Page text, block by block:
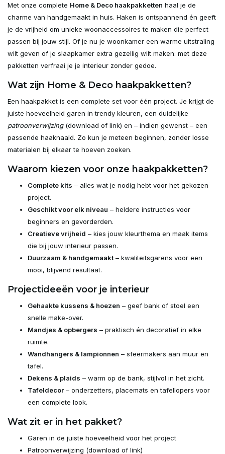
Met onze complete Home & Deco haakpakketten haal je de
charme van handgemaakt in huis. Haken is ontspannend én geeft
je de vrijheid om unieke woonaccessoires te maken die perfect
passen bij jouw stijl. Of je nu je woonkamer een warme uitstraling
wilt geven of je slaapkamer extra gezellig wilt maken: met deze
pakketten verfraai je je interieur zonder gedoe.
Wat zijn Home & Deco haakpakketten?
Een haakpakket is een complete set voor één project. Je krijgt de
juiste hoeveelheid garen in trendy kleuren, een duidelijke
patroonverwijzing(download of link) en – indien gewenst – een
passende haaknaald. Zo kun je meteen beginnen, zonder losse
materialen bij elkaar te hoeven zoeken.
Waarom kiezen voor onze haakpakketten?
Complete kits – alles wat je nodig hebt voor het gekozen
project.
Geschikt voor elk niveau – heldere instructies voor
beginners en gevorderden.
Creatieve vrijheid – kies jouw kleurthema en maak items
die bij jouw interieur passen.
Duurzaam & handgemaakt – kwaliteitsgarens voor een
mooi, blijvend resultaat.
Projectideeën voor je interieur
Gehaakte kussens & hoezen – geef bank of stoel een
snelle make-over.
Mandjes & opbergers – praktisch én decoratief in elke
ruimte.
Wandhangers & lampionnen – sfeermakers aan muur en
tafel.
Dekens & plaids – warm op de bank, stijlvol in het zicht.
Tafeldecor – onderzetters, placemats en tafellopers voor
een complete look.
Wat zit er in het pakket?
Garen in de juiste hoeveelheid voor het project
Patroonverwijzing (download of link)